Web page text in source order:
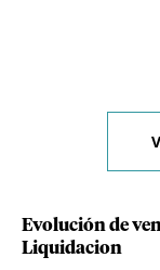
Evolución de
Liquidacion